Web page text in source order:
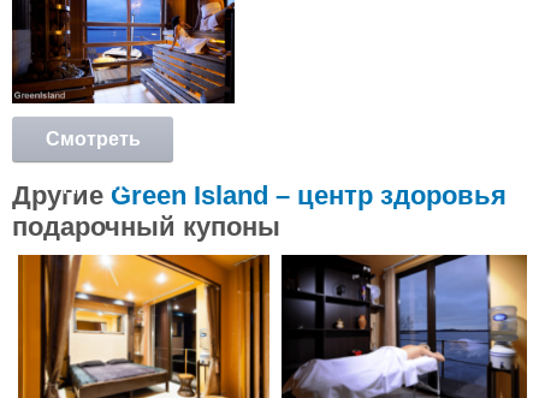
Смотреть
подробнее
Другие Green Island – центр здоровья
подарочный купоны